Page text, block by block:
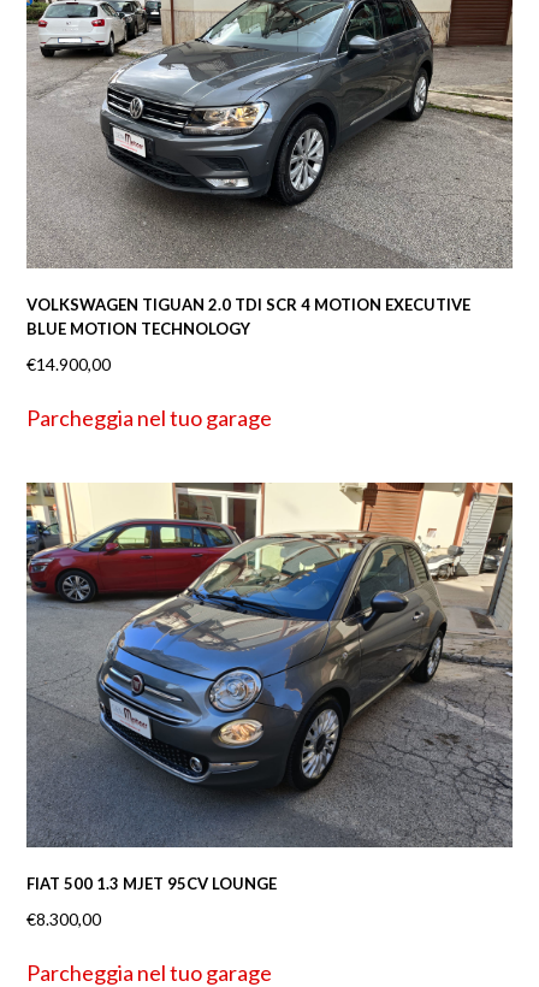
VOLKSWAGEN TIGUAN 2.0 TDI SCR 4 MOTION EXECUTIVE
BLUE MOTION TECHNOLOGY
€14.900,00
Parcheggia nel tuo garage
FIAT 500 1.3 MJET 95CV LOUNGE
€8.300,00
Parcheggia nel tuo garage